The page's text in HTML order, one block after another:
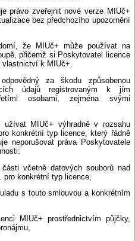
právo zveřejnit nové verze MIUč+
bez předchozího upozornění
že MIUč+ může používat na
přičemž si Poskytovatel licence
vlastnictví k MIUč+.
za škodu způsobenou
údajů registrovaným k jím
osobami, zejména svými
užívat MIUč+ výhradně v rozsahu
konkrétní typ licence, který řádně
neporušovat práva Poskytovatele
včetně datových souborů nad
konkrétní typ licence,
s touto smlouvou a konkrétním
MIUč+ prostřednictvím půjčky,